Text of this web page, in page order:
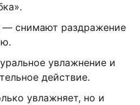
— снимают раздражение
увлажнение и
действие.
увлажняет, но и